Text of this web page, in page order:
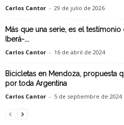
Carlos Cantor - 29 de julio de 2026
Más que una serie, es el
Iberá-...
Carlos Cantor - 16 de abril de 2024
Bicicletas en Mendoza, propuesta
por toda Argentina
Carlos Cantor - 5 de septiembre de 2024